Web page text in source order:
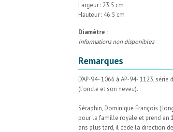
Largeur : 23.5 cm
Hauteur : 46.5 cm
Diamètre :
Informations non disponibles
Remarques
D'AP-94- 1066 à AP-94- 1123,
(l'oncle et son neveu).
Séraphin, Dominique François
pour la famille royale et prend en
ans plus tard, il cède la direction